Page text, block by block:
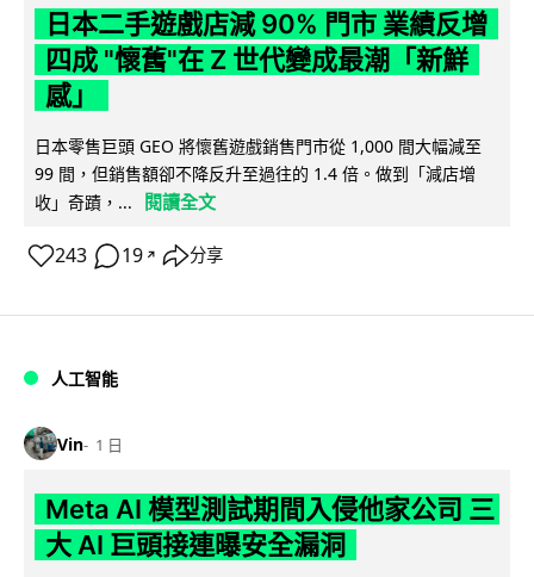
日本二手遊戲店減 90% 門市 業績反增
四成 "懷舊"在 Z 世代變成最潮「新鮮
感」
日本零售巨頭 GEO 將懷舊遊戲銷售門市從 1,000 間大幅減至
99 間，但銷售額卻不降反升至過往的 1.4 倍。做到「減店增
收」奇蹟，...
閱讀全文
243 19 ↗ 分享
人工智能
Vin 1 日
Meta AI 模型測試期間入侵他家公司 三
大 AI 巨頭接連曝安全漏洞